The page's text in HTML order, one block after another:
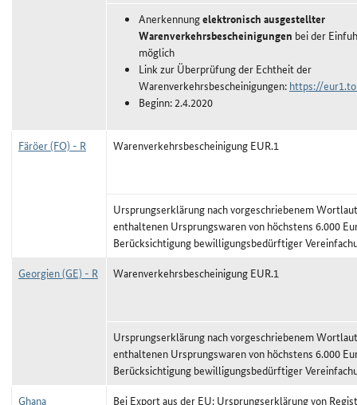
Anerkennungelektronisch ausgestellter
Warenverkehrsbescheinigungen bei der
möglich
Link zur Überprüfung der Echtheit der
Warenverkehrsbescheinigungen: https://
Beginn: 2.4.2020
Färöer (FO) - R Warenverkehrsbescheinigung EUR.1
Ursprungserklärung nach vorgeschriebenem
enthaltenen Ursprungswaren von höchstens 6.000
Berücksichtigung bewilligungsbedürftiger
Georgien (GE) - R
Warenverkehrsbescheinigung EUR.1
Ursprungserklärung nach vorgeschriebenem
enthaltenen Ursprungswaren von höchstens 6.000
Berücksichtigung bewilligungsbedürftiger
Ghana
Bei Export aus der EU: Ursprungserklärung von